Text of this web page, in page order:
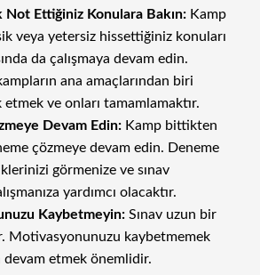
Not Ettiğiniz Konulara Bakın: Kamp
veya yetersiz hissettiğiniz konuları
da çalışmaya devam edin.
ana amaçlarından biri
ve onları tamamlamaktır.
Devam Edin:Kamp bittikten
çözmeye devam edin. Deneme
görmenize ve sınav
yardımcı olacaktır.
Kaybetmeyin:Sınav uzun bir
Motivasyonunuzu kaybetmemek
devam etmek önemlidir.